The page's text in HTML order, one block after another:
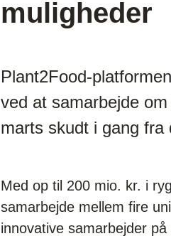
muligheder
Plant2Food-
ved at samarbejde
marts skudt i gang
Med op til 200 mio. kr. i
samarbejde mellem fire
innovative samarbejder